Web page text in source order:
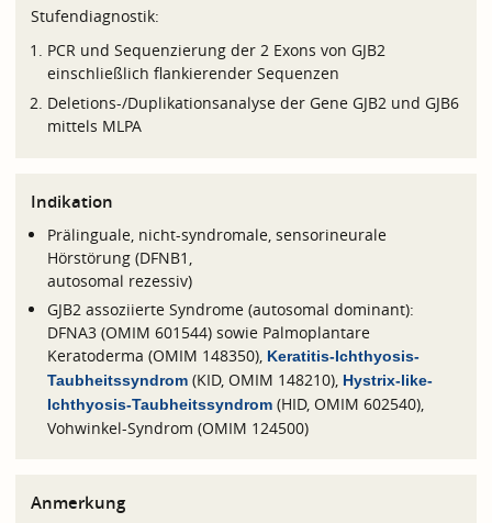
Stufendiagnostik:
PCR und Sequenzierung der 2 Exons von GJB2
einschließlich flankierender Sequenzen
Deletions-/Duplikationsanalyse der Gene GJB2 und GJB6
mittels MLPA
Indikation
Prälinguale, nicht-syndromale, sensorineurale
Hörstörung (DFNB1,
autosomal rezessiv)
GJB2 assoziierte Syndrome (autosomal dominant):
DFNA3 (OMIM 601544) sowie Palmoplantare
Keratoderma (OMIM 148350), Keratitis-Ichthyosis-
Taubheitssyndrom(KID, OMIM 148210), Hystrix-like-
Ichthyosis-Taubheitssyndrom(HID, OMIM 602540),
Vohwinkel-Syndrom (OMIM 124500)
Anmerkung